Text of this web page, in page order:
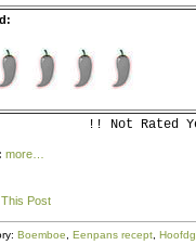
!! Not Rated
more…
This Post
Boemboe Eenpans recept